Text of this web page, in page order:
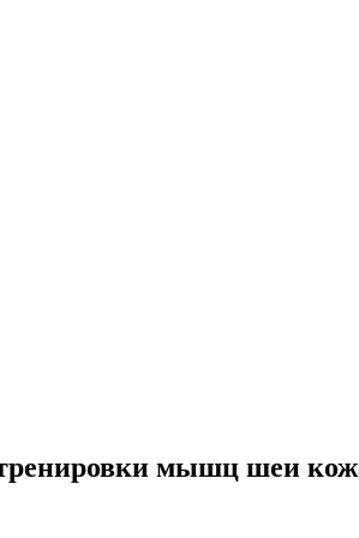
мышц шеи